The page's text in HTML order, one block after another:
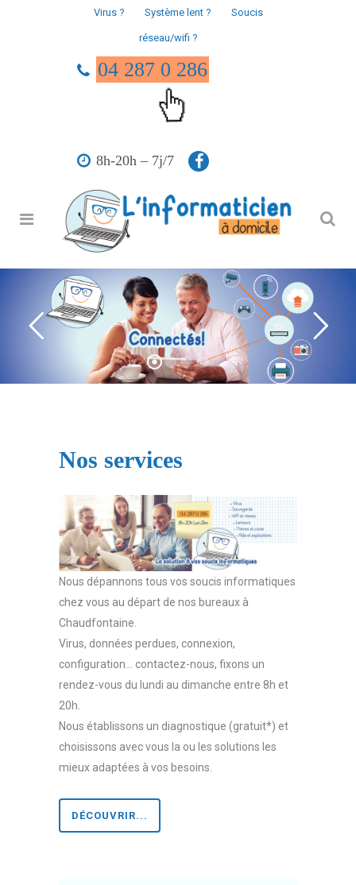
Virus ? Système lent ? Soucis
réseau/wifi ?
04 287 0 286
8h-20h – 7j/7
Nos services
Nous dépannons tous vos soucis informatiques
chez vous au départ de nos bureaux à
Chaudfontaine.
Virus, données perdues, connexion,
configuration… contactez-nous, fixons un
rendez-vous du lundi au dimanche entre 8h et
20h.
Nous établissons un diagnostique (gratuit*) et
choisissons avec vous la ou les solutions les
mieux adaptées à vos besoins.
DÉCOUVRIR...